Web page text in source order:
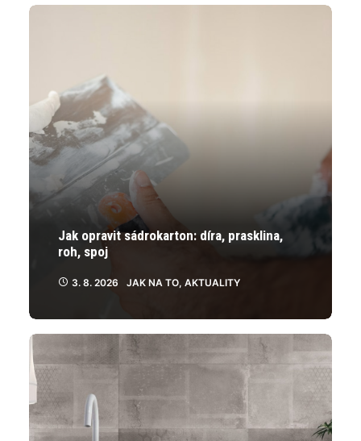
Jak opravit sádrokarton: díra, prasklina,
roh, spoj
3. 8. 2026 JAK NA TO, AKTUALITY